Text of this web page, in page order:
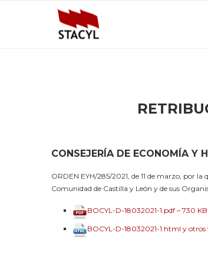
CONSEJERÍA DE ECONOMÍA Y
ORDEN EYH/285/2021, de 11 de marzo, por
Comunidad de Castilla y León y de sus
BOCYL-D-18032021-1.pdf – 730 KB
BOCYL-D-18032021-1.html y